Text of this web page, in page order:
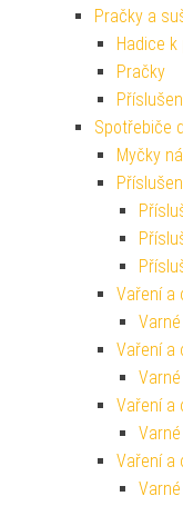
Pračky a
Hadice
Pračky
Spotřebiče
Myčky
Vaření a
Vaření a
Vaření a
Vaření a